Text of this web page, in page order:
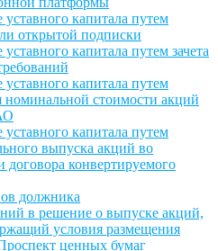
уставного капитала путем
открытой подписки
капитала путем зачета
уставного капитала путем
номинальной стоимости акций
уставного капитала путем
выпуска акций во
договора конвертируемого
должника
в решение о выпуске акций,
условия размещения
ценных бумаг